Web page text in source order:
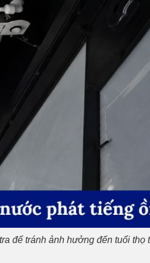
để tránh ảnh hưởng đến tuổi thọ